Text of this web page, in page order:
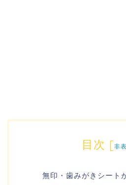
目次 [非
無印・歯みがきシート